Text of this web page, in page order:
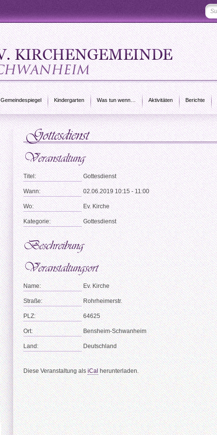
Gemeindespiegel Kindergarten Was tun wenn… Aktivitäten Berichte
Titel: Gottesdienst
Wann: 02.06.2019 10:15 - 11:00
Wo: Ev. Kirche
Kategorie: Gottesdienst
Name: Ev. Kirche
Straße: Rohrheimerstr.
PLZ: 64625
Ort: Bensheim-Schwanheim
Land: Deutschland
Diese Veranstaltung alsiCal herunterladen.